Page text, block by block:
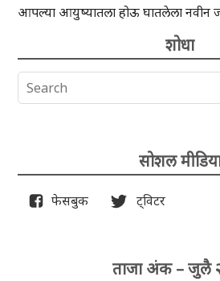
आपल्या आयुष्यातला होऊ घातलेला नवीन
शोधा
सोशल
फेसबुक ट्विटर
ताजा अंक – जुलै